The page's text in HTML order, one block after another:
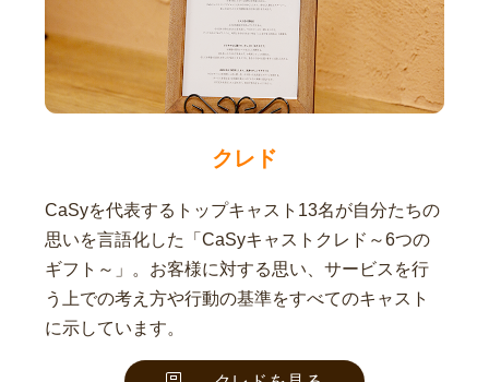
クレド
CaSyを代表するトップキャスト13名が自分たちの
思いを言語化した「CaSyキャストクレド～6つの
ギフト～」。お客様に対する思い、サービスを行
う上での考え方や行動の基準をすべてのキャスト
に示しています。